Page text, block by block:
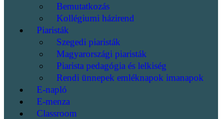
Bemutatkozás
Kollégiumi házirend
Piaristák
Szegedi piaristák
Magyarországi piaristák
Piarista pedagógia és lelkiség
Rendi ünnepek emléknapok imanapok
E-napló
E-menza
Classroom